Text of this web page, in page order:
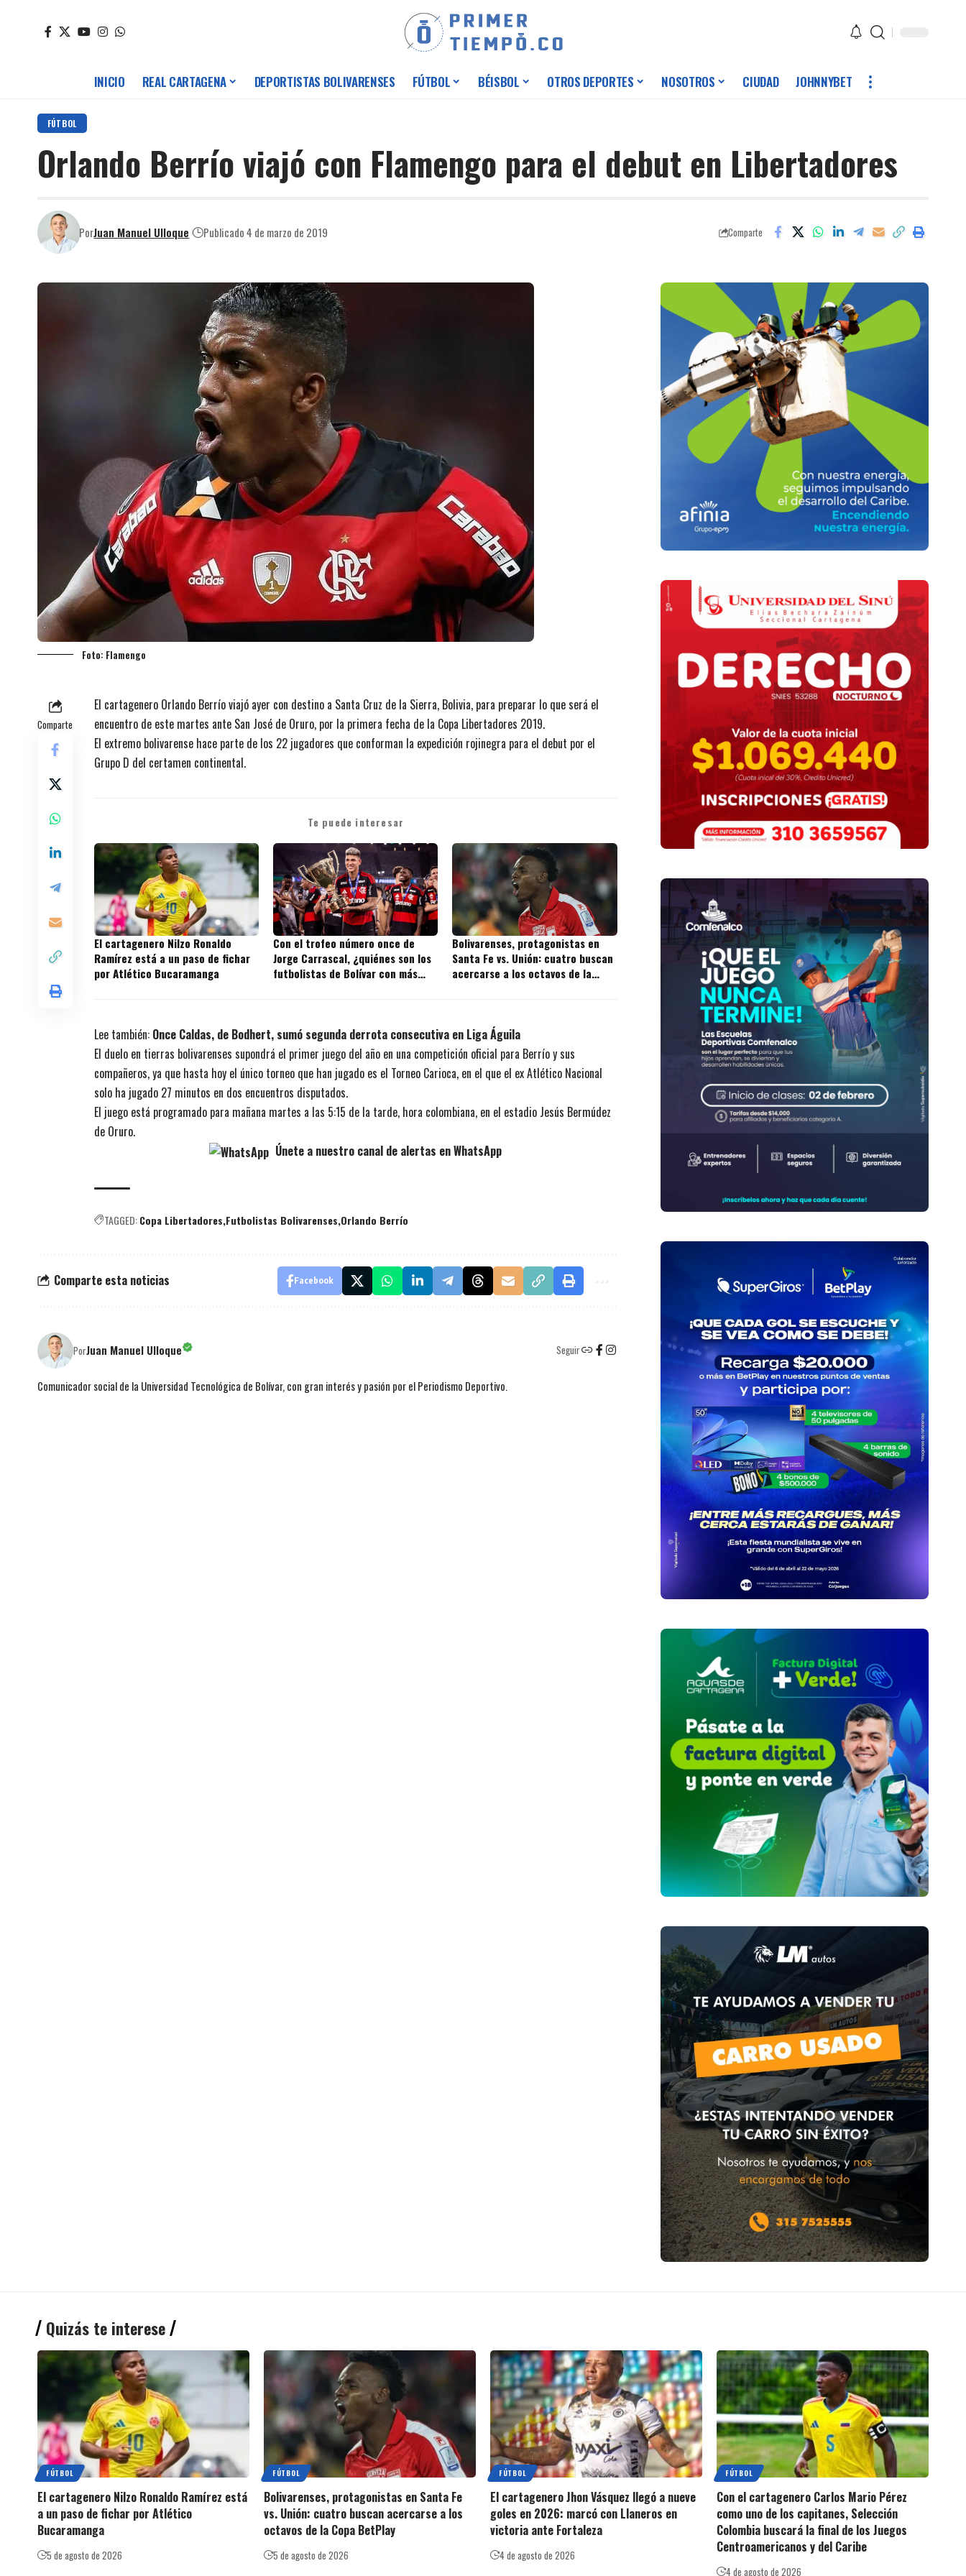
INICIO REAL CARTAGENA DEPORTISTAS BOLIVARENSES FÚTBOL BÉISBOL OTROS DEPORTES NOSOTROS CIUDAD JOHNNYBET
FÚTBOL
Orlando Berrío viajó con Flamengo para el debut en Libertadores
PorJuan Manuel Ulloque Publicado 4 de marzo de 2019 Comparte
Foto: Flamengo
Comparte
El cartagenero Orlando Berrío viajó ayer con destino a Santa Cruz de la Sierra, Bolivia, para preparar lo que será el
encuentro de este martes ante San José de Oruro, por la primera fecha de la Copa Libertadores 2019.
El extremo bolivarense hace parte de los 22 jugadores que conforman la expedición rojinegra para el debut por el
Grupo D del certamen continental.
Te puede interesar
El cartagenero Nilzo Ronaldo
Ramírez está a un paso de fichar
por Atlético Bucaramanga
Con el trofeo número once de
Jorge Carrascal, ¿quiénes son los
futbolistas de Bolívar con más
Bolivarenses, protagonistas en
Santa Fe vs. Unión: cuatro buscan
acercarse a los octavos de la
Lee también: Once Caldas, de Bodhert, sumó segunda derrota consecutiva en Liga Águila
El duelo en tierras bolivarenses supondrá el primer juego del año en una competición oficial para Berrío y sus
compañeros, ya que hasta hoy el único torneo que han jugado es el Torneo Carioca, en el que el ex Atlético Nacional
solo ha jugado 27 minutos en dos encuentros disputados.
El juego está programado para mañana martes a las 5:15 de la tarde, hora colombiana, en el estadio Jesús Bermúdez
de Oruro.
Únete a nuestro canal de alertas en WhatsApp
TAGGED:Copa Libertadores Futbolistas Bolivarenses Orlando Berrío
Comparte esta noticias Facebook
PorJuan Manuel Ulloque Seguir
Comunicador social de la Universidad Tecnológica de Bolívar, con gran interés y pasión por el Periodismo Deportivo.
Quizás te interese
FÚTBOL
El cartagenero Nilzo Ronaldo Ramírez está
a un paso de fichar por Atlético
Bucaramanga
5 de agosto de 2026
FÚTBOL
Bolivarenses, protagonistas en Santa Fe
vs. Unión: cuatro buscan acercarse a los
octavos de la Copa BetPlay
5 de agosto de 2026
FÚTBOL
El cartagenero Jhon Vásquez llegó a nueve
goles en 2026: marcó con Llaneros en
victoria ante Fortaleza
4 de agosto de 2026
FÚTBOL
Con el cartagenero Carlos Mario Pérez
como uno de los capitanes, Selección
Colombia buscará la final de los Juegos
Centroamericanos y del Caribe
4 de agosto de 2026